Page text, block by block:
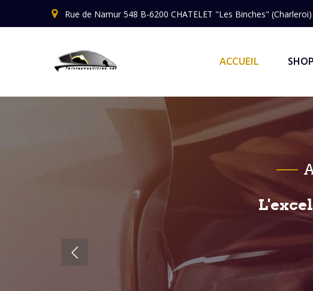
Rue de Namur 548 B-6200 CHATELET "Les Binches" (Charleroi)
ACCUEIL SHOP